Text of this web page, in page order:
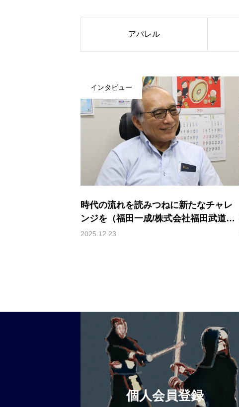
アパレル
時代の流れを読みつねに新たなチャレ
ンジを（福田一成/株式会社福田武道具
代表取締役）
2025.12.23
インタビュー
個人会員登録